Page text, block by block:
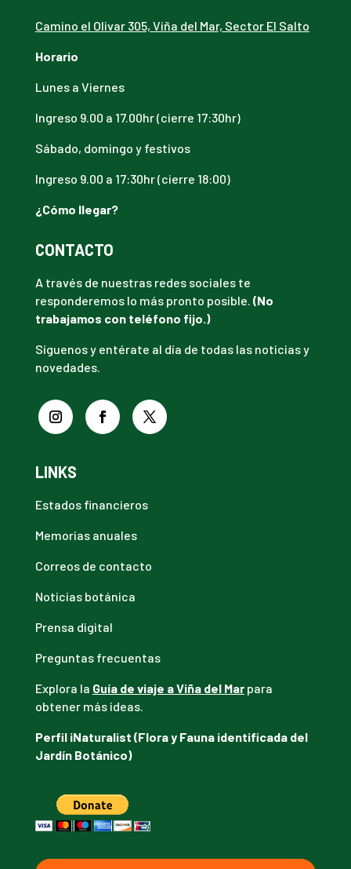
Camino el Olivar 305, Viña del Mar, Sector El Salto
Horario
Lunes a Viernes
Ingreso 9.00 a 17.00hr (cierre 17:30hr)
Sábado, domingo y festivos
Ingreso 9.00 a 17:30hr (cierre 18:00)
¿Cómo llegar?
CONTACTO
A través de nuestras redes sociales te
responderemos lo más pronto posible. (No
trabajamos con teléfono fijo.)
Síguenos y entérate al día de todas las noticias y
novedades.
LINKS
Estados financieros
Memorias anuales
Correos de contacto
Noticias botánica
Prensa digital
Preguntas frecuentas
Explora la Guía de viaje a Viña del Marpara
obtener más ideas.
Perfil iNaturalist (Flora y Fauna identificada del
Jardín Botánico)